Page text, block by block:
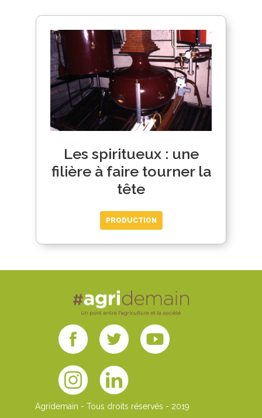
Les spiritueux : une
filière à faire tourner la
tête
PRODUCTION
Agridemain - Tous droits réservés - 2019